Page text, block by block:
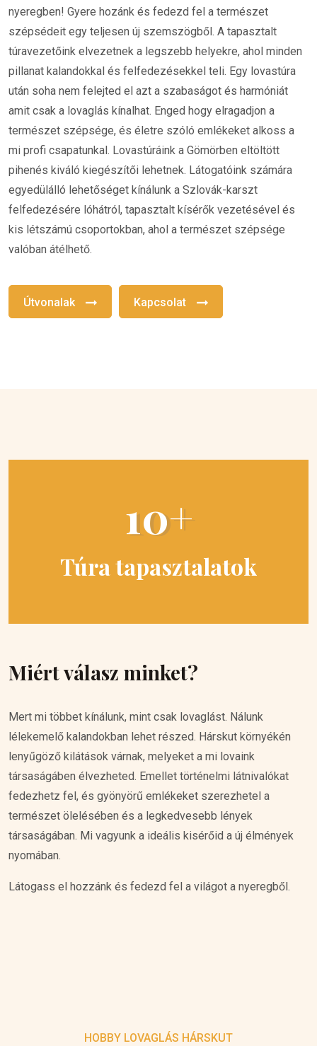
nyeregben! Gyere hozánk és fedezd fel a természet
szépsédeit egy teljesen új szemszögből. A tapasztalt
túravezetőink elvezetnek a legszebb helyekre, ahol minden
pillanat kalandokkal és felfedezésekkel teli. Egy lovastúra
után soha nem felejted el azt a szabaságot és harmóniát
amit csak a lovaglás kínalhat. Enged hogy elragadjon a
természet szépsége, és életre szóló emlékeket alkoss a
mi profi csapatunkal. Lovastúráink a Gömörben eltöltött
pihenés kiváló kiegészítői lehetnek. Látogatóink számára
egyedülálló lehetőséget kínálunk a Szlovák-karszt
felfedezésére lóhátról, tapasztalt kísérők vezetésével és
kis létszámú csoportokban, ahol a természet szépsége
valóban átélhető.
Útvonalak Kapcsolat
10+
Túra tapasztalatok
Miért válasz minket?
Mert mi többet kínálunk, mint csak lovaglást. Nálunk
lélekemelő kalandokban lehet részed. Hárskut környékén
lenyűgöző kilátások várnak, melyeket a mi lovaink
társaságáben élvezheted. Emellet történelmi látnivalókat
fedezhetz fel, és gyönyörű emlékeket szerezhetel a
természet ölelésében és a legkedvesebb lények
társaságában. Mi vagyunk a ideális kisérőid a új élmények
nyomában.
Látogass el hozzánk és fedezd fel a világot a nyeregből.
HOBBY LOVAGLÁS HÁRSKUT